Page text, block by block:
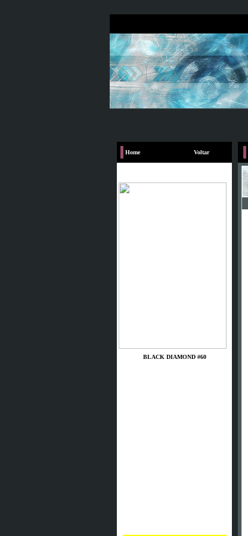
Home Voltar
BLACK DIAMOND #60